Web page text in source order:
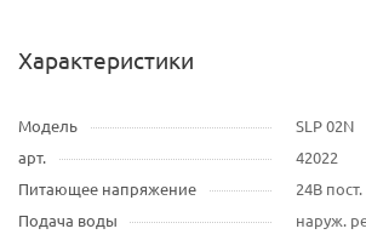
Характеристики
Модель
SLP 02N
арт.
42022
Питающее напряжение
24В пост.
Подача воды
наруж.